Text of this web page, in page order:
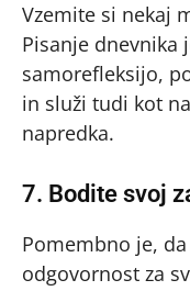
Vzemite si nekaj
Pisanje dnevnika
samorefleksijo,
in služi tudi kot
napredka.
7. Bodite svoj
Pomembno je,
odgovornost za